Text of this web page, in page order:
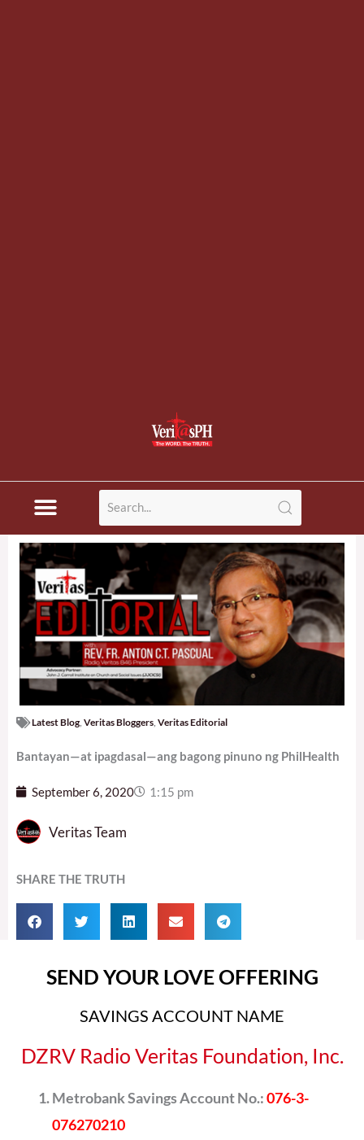
Latest Blog Veritas Bloggers Veritas Editorial
Bantayan—at ipagdasal—ang bagong pinuno ng PhilHealth
September 6, 2020 1:15 pm
Veritas Team
SHARE THE TRUTH
SEND YOUR LOVE OFFERING
SAVINGS ACCOUNT NAME
DZRV Radio Veritas Foundation, Inc.
Metrobank Savings Account No.:076-3-
076270210